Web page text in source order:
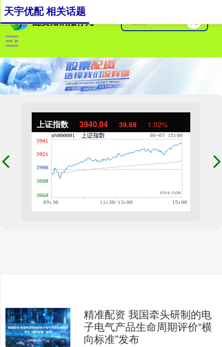
上证指数 3940.04 39.68 1.02%
天宇优配 相关话题
精准配资 我国牵头研制的电
子电气产品生命周期评价“横
向标准”发布